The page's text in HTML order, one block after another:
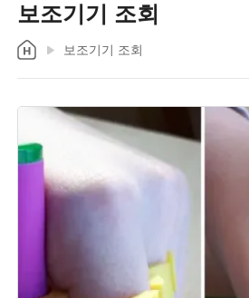
보조기기 조회
보조기기 조회